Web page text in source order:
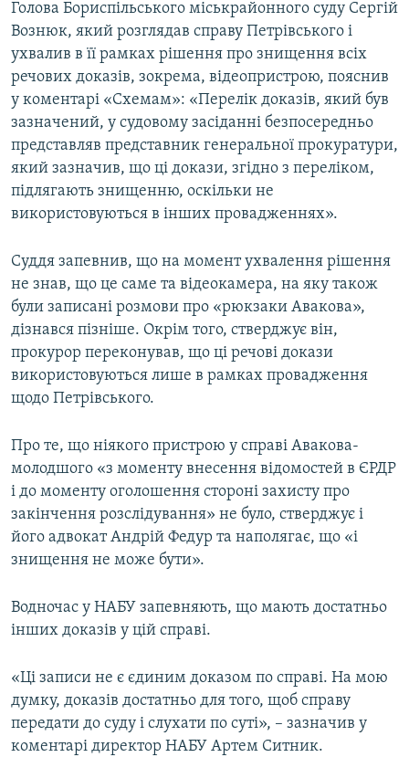
Голова Бориспільського міськрайонного суду Сергій
Вознюк, який розглядав справу Петрівського і
ухвалив в її рамках рішення про знищення всіх
речових доказів, зокрема, відеопристрою, пояснив
у коментарі «Схемам»: «Перелік доказів, який був
зазначений, у судовому засіданні безпосередньо
представляв представник генеральної прокуратури,
який зазначив, що ці докази, згідно з переліком,
підлягають знищенню, оскільки не
використовуються в інших провадженнях».
Суддя запевнив, що на момент ухвалення рішення
не знав, що це саме та відеокамера, на яку також
були записані розмови про «рюкзаки Авакова»,
дізнався пізніше. Окрім того, стверджує він,
прокурор переконував, що ці речові докази
використовуються лише в рамках провадження
щодо Петрівського.
Про те, що ніякого пристрою у справі Авакова-
молодшого «з моменту внесення відомостей в ЄРДР
і до моменту оголошення стороні захисту про
закінчення розслідування» не було, стверджує і
його адвокат Андрій Федур та наполягає, що «і
знищення не може бути».
Водночас у НАБУ запевняють, що мають достатньо
інших доказів у цій справі.
«Ці записи не є єдиним доказом по справі. На мою
думку, доказів достатньо для того, щоб справу
передати до суду і слухати по суті», – зазначив у
коментарі директор НАБУ Артем Ситник.